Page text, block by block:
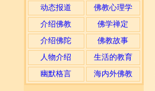
动态报道
佛教心理学
介绍佛教
佛学禅定
介绍佛陀
佛教故事
人物介绍
生活的教育
幽默格言
海内外佛教